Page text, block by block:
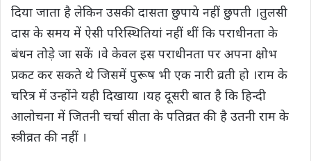
दिया जाता है लेकिन उसकी दासता छुपाये नहीं छुपती ।तुलसी
दास के समय में ऐसी परिस्थितियां नहीं थीं कि पराधीनता के
बंधन तोड़े जा सकें ।वे केवल इस पराधीनता पर अपना क्षोभ
प्रकट कर सकते थे जिसमें पुरूष भी एक नारी व्रती हो ।राम के
चरित्र में उन्होंने यही दिखाया ।यह दूसरी बात है कि हिन्दी
आलोचना में जितनी चर्चा सीता के पतिव्रत की है उतनी राम के
स्त्रीव्रत की नहीं ।